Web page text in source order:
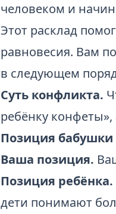
человеком и
Этот расклад
равновесия. Вам
в следующем
Суть конфликта.
ребёнку
Позиция
Ваша позиция.
Позиция ребёнка.
дети понимают